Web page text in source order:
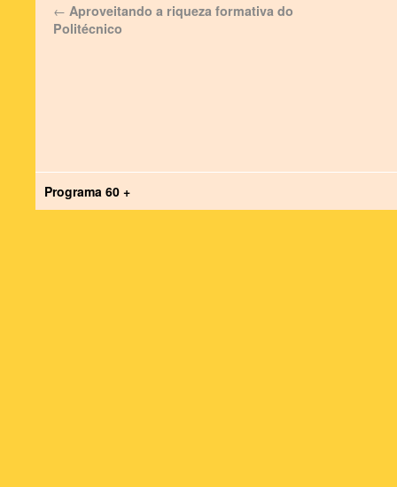
← Aproveitando a riqueza formativa do
Politécnico
Programa 60 +